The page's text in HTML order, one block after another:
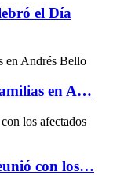
el Día
en A…
con los…